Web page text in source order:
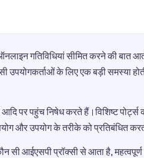
गतिविधियां सीमित करने की बात
उपयोगकर्ताओं के लिए एक बड़ी समस्या
आदि पर पहुंच निषेध करते हैं।विशिष्ट
और उपयोग के तरीके को प्रतिबंधित
सी आईएसपी प्रॉक्सी से आता है, महत्वपूर्ण